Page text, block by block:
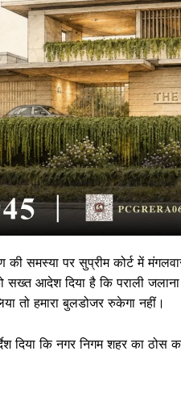
की समस्या पर सुप्रीम कोर्ट में
सख्त आदेश दिया है कि पराली
तो हमारा बुलडोजर रुकेगा नहीं।
दिया कि नगर निगम शहर का